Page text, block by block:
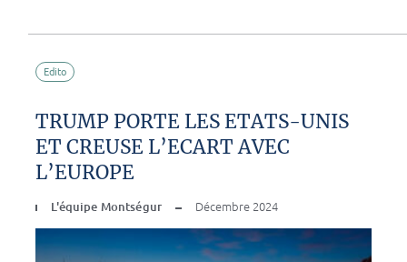
Edito
TRUMP PORTE LES ETATS-UNIS
ET CREUSE L’ECART AVEC
L’EUROPE
L'équipe Montségur Décembre 2024